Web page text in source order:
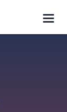
Toggle
navigation